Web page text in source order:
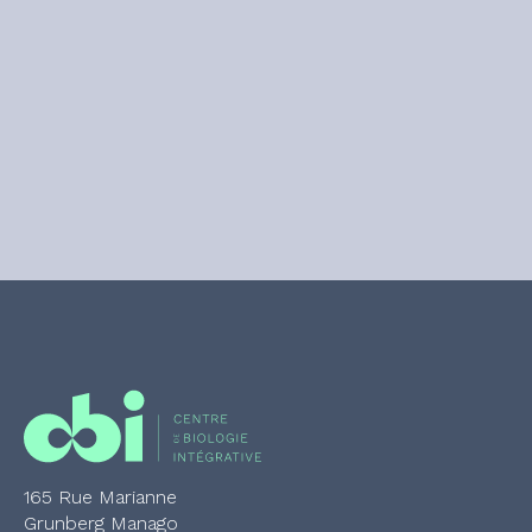
165 Rue Marianne
Grunberg Manago